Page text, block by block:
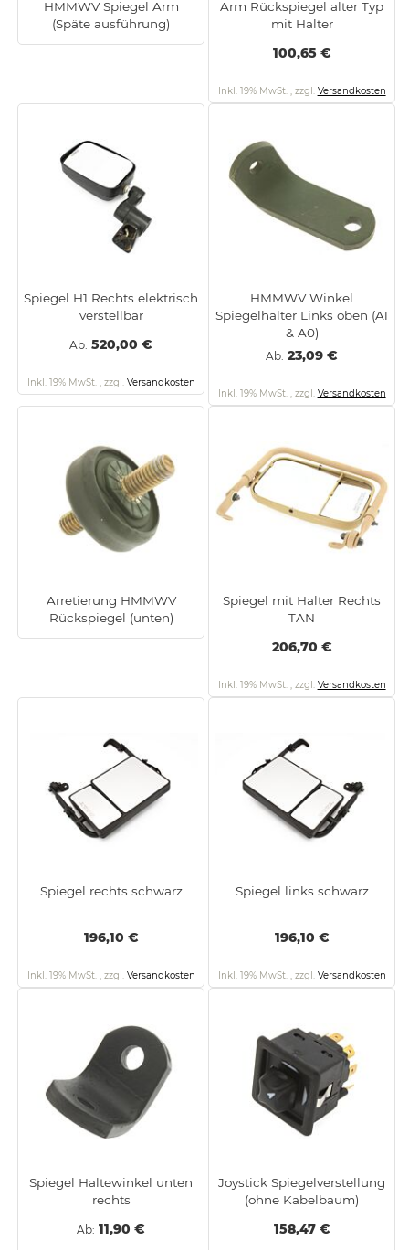
HMMWV Spiegel Arm
(Späte ausführung)
Arm Rückspiegel alter Typ
mit Halter
100,65 €
Inkl. 19% MwSt. , zzgl. Versandkosten
Spiegel H1 Rechts elektrisch
verstellbar
Ab 520,00 €
Inkl. 19% MwSt. , zzgl. Versandkosten
HMMWV Winkel
Spiegelhalter Links oben (A1
& A0)
Ab 23,09 €
Inkl. 19% MwSt. , zzgl. Versandkosten
Arretierung HMMWV
Rückspiegel (unten)
Spiegel mit Halter Rechts
TAN
206,70 €
Inkl. 19% MwSt. , zzgl. Versandkosten
Spiegel rechts schwarz
196,10 €
Inkl. 19% MwSt. , zzgl. Versandkosten
Spiegel links schwarz
196,10 €
Inkl. 19% MwSt. , zzgl. Versandkosten
Spiegel Haltewinkel unten
rechts
Ab 11,90 €
Joystick Spiegelverstellung
(ohne Kabelbaum)
158,47 €